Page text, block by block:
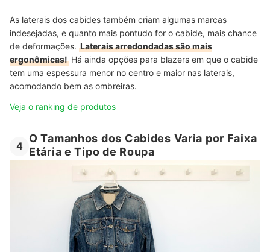
As laterais dos cabides também criam algumas marcas
indesejadas, e quanto mais pontudo for o cabide, mais chance
de deformações. Laterais arredondadas são mais
ergonômicas! Há ainda opções para blazers em que o cabide
tem uma espessura menor no centro e maior nas laterais,
acomodando bem as ombreiras.
Veja o ranking de produtos
4
O Tamanhos dos Cabides Varia por Faixa
Etária e Tipo de Roupa